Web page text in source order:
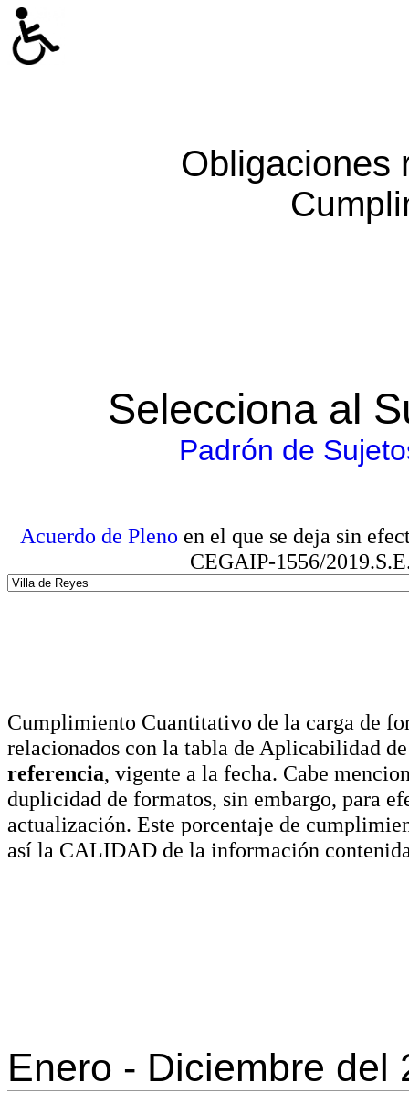
Obligaciones
Selecciona al
Padrón de
Acuerdo de Pleno en el que se deja sin
CEGAIP-1556/
Cumplimiento Cuantitativo de la carga de
relacionados con la tabla de Aplicabilidad
referencia, vigente a la fecha. Cabe
duplicidad de formatos, sin embargo, para
actualización. Este porcentaje de
así la CALIDAD de la información
Enero - Diciembre del